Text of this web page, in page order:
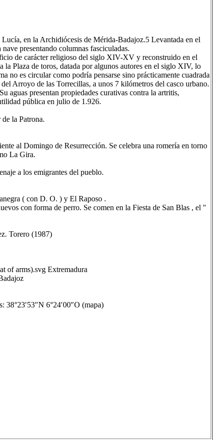
en la Archidiócesis de Mérida-Badajoz.5​ Levantada en el
presentando columnas fasciculadas.
de carácter religioso del siglo XIV-XV y reconstruido en el
Plaza de toros, datada por algunos autores en el siglo XIV, lo
no es circular como podría pensarse sino prácticamente cuadrada
Arroyo de las Torrecillas, a unos 7 kilómetros del casco urbano.
aguas presentan propiedades curativas contra la artritis,
pública en julio de 1.926.
la Patrona.
al Domingo de Resurrección. Se celebra una romería en torno
La Gira.
a los emigrantes del pueblo.
( con D. O. ) y El Raposo .
con forma de perro. Se comen en la Fiesta de San Blas , el "
Torero (1987)
arms).svg Extremadura
6°24′00″O (mapa)